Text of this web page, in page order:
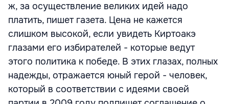
ж, за осуществление великих идей надо
платить, пишет газета. Цена не кажется
слишком высокой, если увидеть Киртоакэ
глазами его избирателей - которые ведут
этого политика к победе. В этих глазах, полных
надежды, отражается юный герой - человек,
который в соответствии с идеями своей